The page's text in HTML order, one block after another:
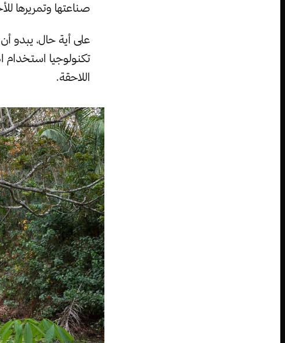
صناعتها وتمريرها
على أية حال، يبدو
تكنولوجيا استخدام
اللاحقة.